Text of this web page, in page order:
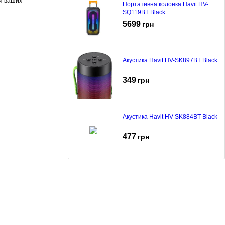
Портативна колонка Havit HV-
SQ119BT Black
5699 грн
Акустика Havit HV-SK897BT Black
349 грн
Акустика Havit HV-SK884BT Black
477 грн